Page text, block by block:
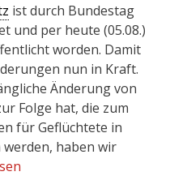
ist durch Bundestag
und per heute (05.08.)
worden. Damit
nun in Kraft.
Änderung von
Folge hat, die zum
für Geflüchtete in
haben wir